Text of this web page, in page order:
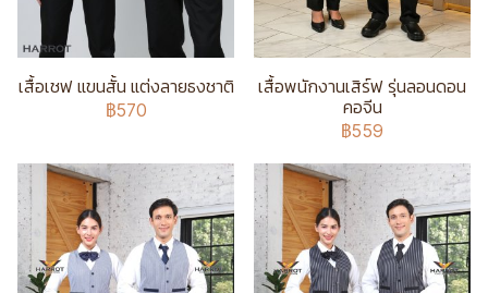
เสื้อเชฟ แขนสั้น แต่งลายธงชาติ
฿570
เสื้อพนักงานเสิร์ฟ รุ่นลอนดอน
คอจีน
฿559